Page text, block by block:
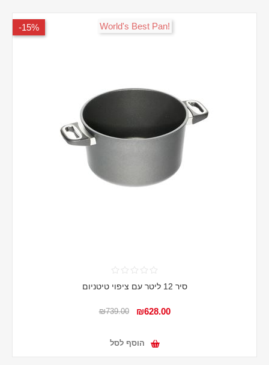
15%- !World's Best Pan
סיר 12 ליטר עם ציפוי טיטניום
₪628.00
₪739.00
הוסף לסל